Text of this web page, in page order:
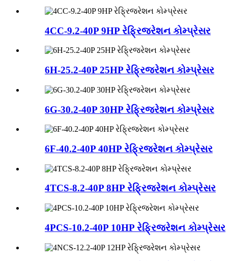
4CC-9.2-40P 9HP રેફ્રિજરેશન કોમ્પ્રેસર
6H-25.2-40P 25HP રેફ્રિજરેશન કોમ્પ્રેસર
6G-30.2-40P 30HP રેફ્રિજરેશન કોમ્પ્રેસર
6F-40.2-40P 40HP રેફ્રિજરેશન કોમ્પ્રેસર
4TCS-8.2-40P 8HP રેફ્રિજરેશન કોમ્પ્રેસર
4PCS-10.2-40P 10HP રેફ્રિજરેશન કોમ્પ્રેસર